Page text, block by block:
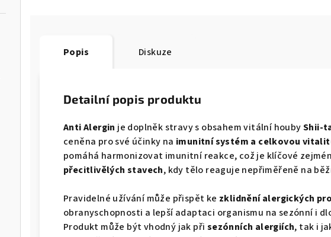
Popis Diskuze
Detailní popis produktu
Anti Alergin je doplněk stravy s obsahem vitální houbyShii-
ceněna pro své účinky na imunitní systém a celkovou
pomáhá harmonizovat imunitní reakce, což je klíčové
přecitlivělých stavech, kdy tělo reaguje nepřiměřeně na
Pravidelné užívání může přispět ke zklidnění alergických
obranyschopnosti a lepší adaptaci organismu na sezónní i
Produkt může být vhodný jak při sezónních alergiích, tak i